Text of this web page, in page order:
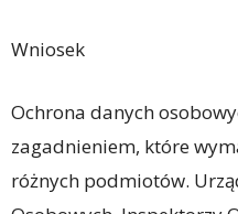
Wniosek
Ochrona danych
zagadnieniem, które
różnych podmiotów.